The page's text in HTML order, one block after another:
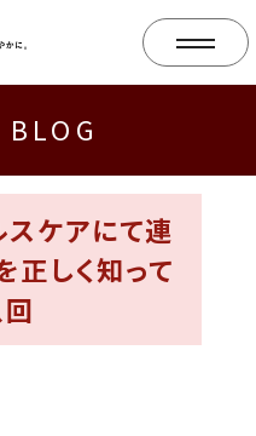
ケアにて連
正しく知って